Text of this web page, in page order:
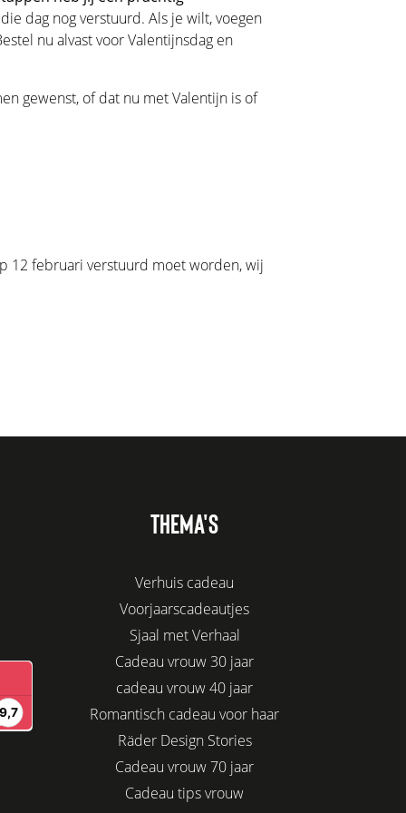
dag nog verstuurd. Als je wilt, voegen
nu alvast voor Valentijnsdag en
gewenst, of dat nu met Valentijn is of
12 februari verstuurd moet worden, wij
THEMA'S
Verhuis cadeau
Voorjaarscadeautjes
Sjaal met Verhaal
Cadeau vrouw 30 jaar
cadeau vrouw 40 jaar
Romantisch cadeau voor haar
Räder Design Stories
Cadeau vrouw 70 jaar
Cadeau tips vrouw